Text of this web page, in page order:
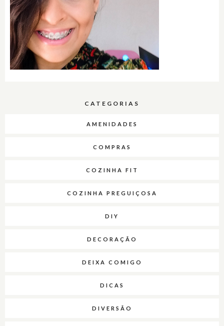
CATEGORIAS
AMENIDADES
COMPRAS
COZINHA FIT
COZINHA PREGUIÇOSA
DIY
DECORAÇÃO
DEIXA COMIGO
DICAS
DIVERSÃO